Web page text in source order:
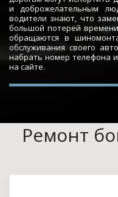
и доброжелательным
водители знают, что
большой потерей
обращаются в
обслуживания своего
набрать номер телефона
на сайте.
Ремонт